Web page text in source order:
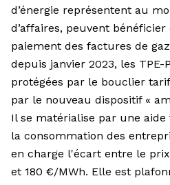
d’énergie représentent au
d’affaires, peuvent bénéficier
paiement des factures de
depuis janvier 2023, les TPE-
protégées par le bouclier
par le nouveau dispositif «
Il se matérialise par une
la consommation des
en charge l'écart entre le
et 180 €/MWh. Elle est